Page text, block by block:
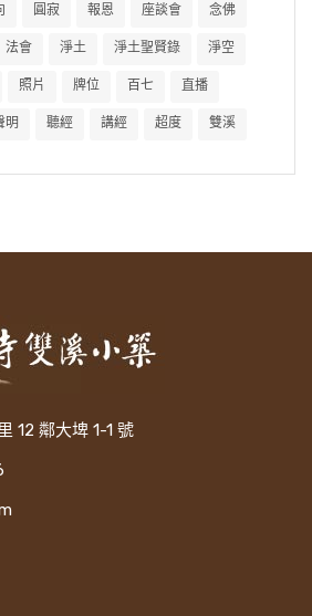
圓寂 報恩 座談會 念佛
法會 淨土 淨土聖賢錄 淨空
照片 牌位 百七 直播
明 聽經 講經 超度 雙溪
12 鄰大埤 1-1 號